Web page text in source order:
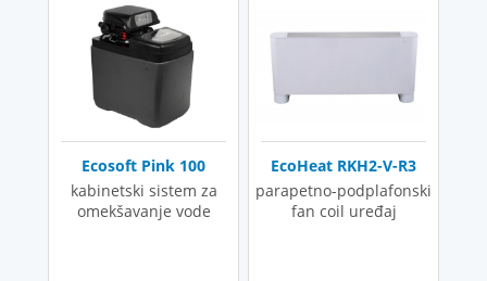
Ecosoft Pink 100
kabinetski sistem za
omekšavanje vode
EcoHeat RKH2-V-R3
parapetno-podplafonski
fan coil uređaj